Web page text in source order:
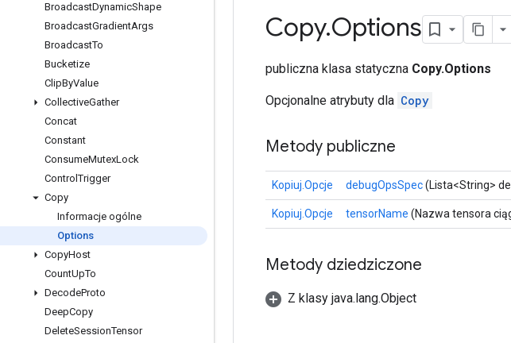
BroadcastDynamicShape
BroadcastGradientArgs
BroadcastTo
Bucketize
ClipByValue
CollectiveGather
Concat
Constant
ConsumeMutexLock
ControlTrigger
Copy
Informacje ogólne
Options
CopyHost
CountUpTo
DecodeProto
DeepCopy
DeleteSessionTensor
Copy.Options
publiczna klasa statyczna Copy.Options
Opcjonalne atrybuty dla Copy
Metody publiczne
Kopiuj.Opcje debugOpsSpec(Lista<String>
Kopiuj.Opcje tensorName (Nazwa tensora
Metody dziedziczone
Z klasy java.lang.Object